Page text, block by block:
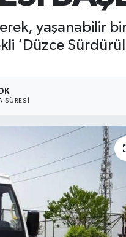
yaşanabilir
SÜRESI